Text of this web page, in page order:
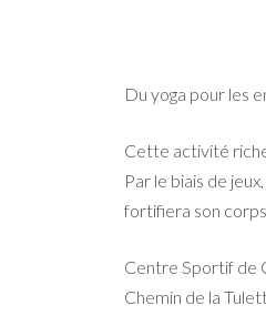
Du yoga pour les
Cette activité
Par le biais de
fortifiera son
Centre Sportif de
Chemin de la